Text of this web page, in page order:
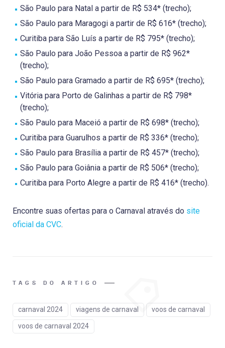
São Paulo para Natal a partir de R$ 534* (trecho);
São Paulo para Maragogi a partir de R$ 616* (trecho);
Curitiba para São Luís a partir de R$ 795* (trecho);
São Paulo para João Pessoa a partir de R$ 962*
(trecho);
São Paulo para Gramado a partir de R$ 695* (trecho);
Vitória para Porto de Galinhas a partir de R$ 798*
(trecho);
São Paulo para Maceió a partir de R$ 698* (trecho);
Curitiba para Guarulhos a partir de R$ 336* (trecho);
São Paulo para Brasília a partir de R$ 457* (trecho);
São Paulo para Goiânia a partir de R$ 506* (trecho);
Curitiba para Porto Alegre a partir de R$ 416* (trecho).
Encontre suas ofertas para o Carnaval através do site
oficial da CVC.
TAGS DO ARTIGO
carnaval 2024 viagens de carnaval voos de carnaval
voos de carnaval 2024